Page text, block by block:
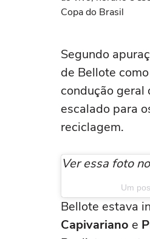
Copa do Brasil
Segundo
de Bellote
condução geral
escalado para
reciclagem.
Ver essa foto
Um
Bellote estava
Capivariano e